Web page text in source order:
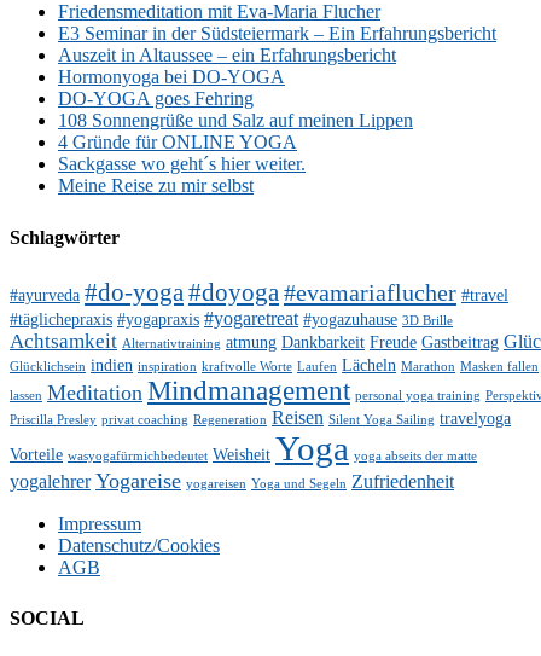
Friedensmeditation mit Eva-Maria Flucher
E3 Seminar in der Südsteiermark – Ein Erfahrungsbericht
Auszeit in Altaussee – ein Erfahrungsbericht
Hormonyoga bei DO-YOGA
DO-YOGA goes Fehring
108 Sonnengrüße und Salz auf meinen Lippen
4 Gründe für ONLINE YOGA
Sackgasse wo geht´s hier weiter.
Meine Reise zu mir selbst
Schlagwörter
#ayurveda #do-yoga#doyoga#evamariaflucher #travel
#täglichepraxis #yogapraxis #yogaretreat #yogazuhause 3D Brille
Achtsamkeit Alternativtraining atmung Dankbarkeit Freude Gastbeitrag
Glücklichsein indien inspiration kraftvolle Worte Laufen Lächeln Marathon Masken fallen
lassen Meditation Mindmanagement personal yoga training
Priscilla Presley privat coaching Regeneration Reisen Silent Yoga Sailing travelyoga
Vorteile wasyogafürmichbedeutet Weisheit Yoga yoga abseits der matte
yogalehrer Yogareise yogareisen Yoga und Segeln Zufriedenheit
Impressum
Datenschutz/Cookies
AGB
SOCIAL